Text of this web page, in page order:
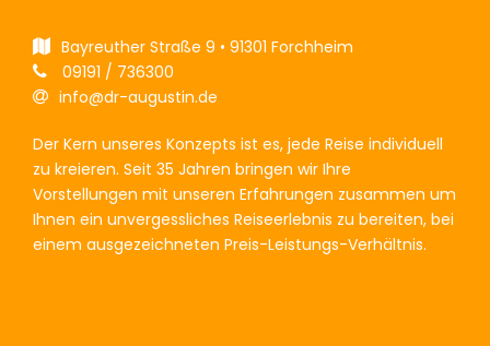
Bayreuther Straße 9 • 91301 Forchheim
09191 / 736300
info@dr-augustin.de
Der Kern unseres Konzepts ist es, jede Reise individuell
zu kreieren. Seit 35 Jahren bringen wir Ihre
Vorstellungen mit unseren Erfahrungen zusammen um
Ihnen ein unvergessliches Reiseerlebnis zu bereiten, bei
einem ausgezeichneten Preis-Leistungs-Verhältnis.